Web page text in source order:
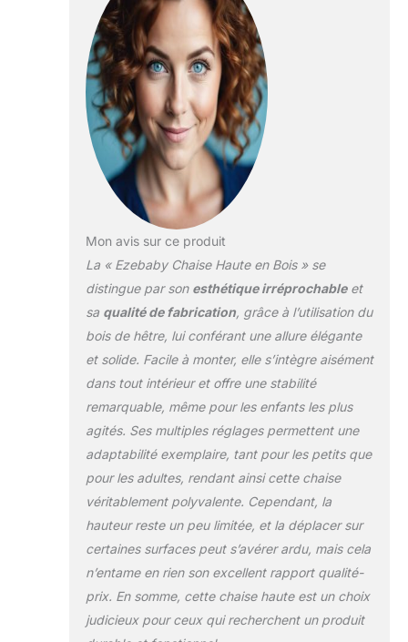
Mon avis sur ce produit
La « Ezebaby Chaise Haute en Bois » se
distingue par son esthétique irréprochableet
sa qualité de fabrication, grâce à l’utilisation du
bois de hêtre, lui conférant une allure élégante
et solide. Facile à monter, elle s’intègre aisément
dans tout intérieur et offre une stabilité
remarquable, même pour les enfants les plus
agités. Ses multiples réglages permettent une
adaptabilité exemplaire, tant pour les petits que
pour les adultes, rendant ainsi cette chaise
véritablement polyvalente. Cependant, la
hauteur reste un peu limitée, et la déplacer sur
certaines surfaces peut s’avérer ardu, mais cela
n’entame en rien son excellent rapport qualité-
prix. En somme, cette chaise haute est un choix
judicieux pour ceux qui recherchent un produit